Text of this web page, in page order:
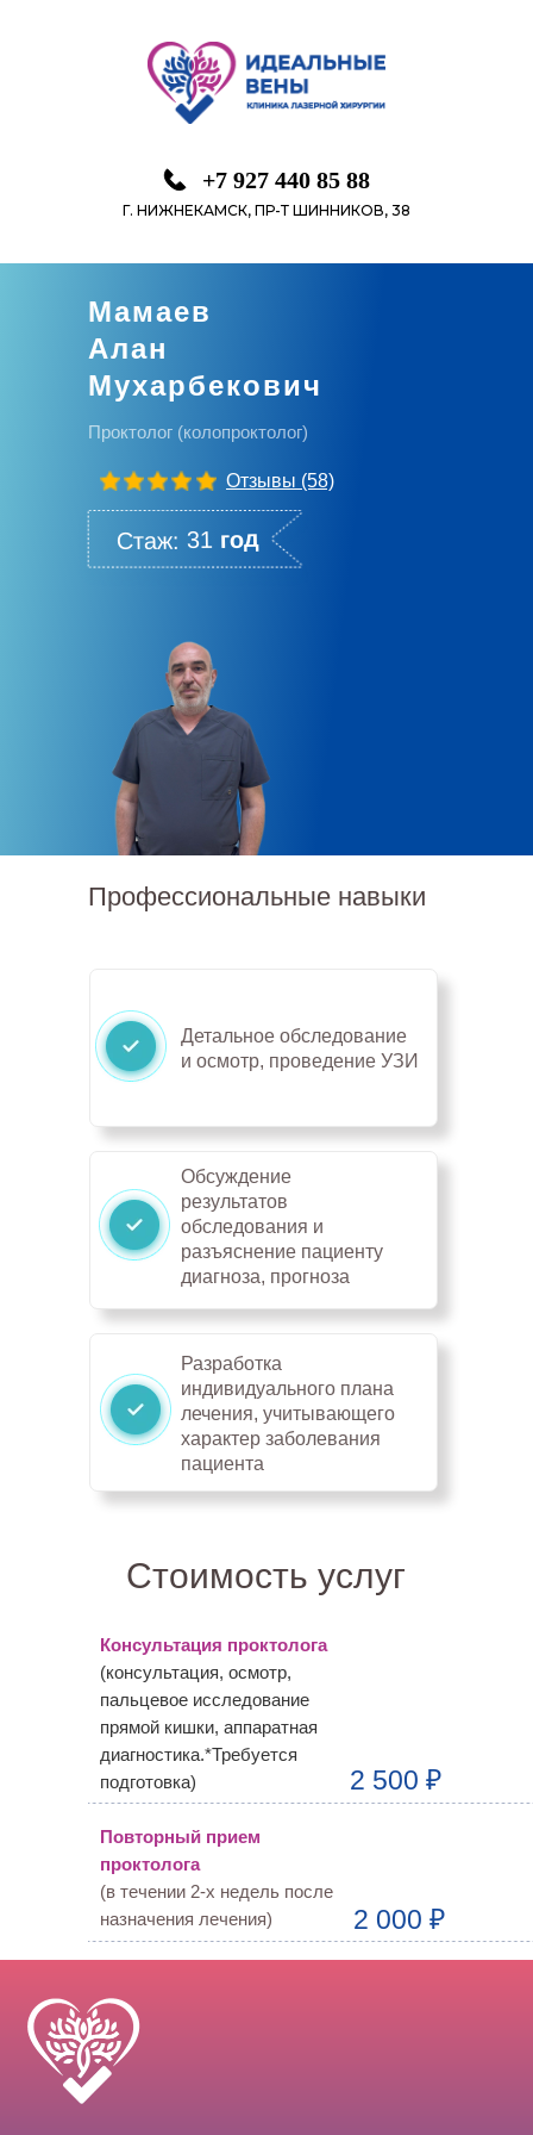
+7 927 440 85 88
Г. НИЖНЕКАМСК, ПР-Т ШИННИКОВ, 38
Мамаев
Алан
Мухарбекович
Проктолог (колопроктолог)
Отзывы (58)
Стаж: 31 год
Профессиональные навыки
Детальное обследование
и осмотр, проведение УЗИ
Обсуждение
результатов
обследования и
разъяснение пациенту
диагноза, прогноза
Разработка
индивидуального плана
лечения, учитывающего
характер заболевания
пациента
Стоимость услуг
Консультация проктолога
(консультация, осмотр,
пальцевое исследование
прямой кишки, аппаратная
диагностика.*Требуется
подготовка)
Повторный прием
проктолога
(в течении 2-х недель после
назначения лечения)
2 500 ₽
2 000 ₽